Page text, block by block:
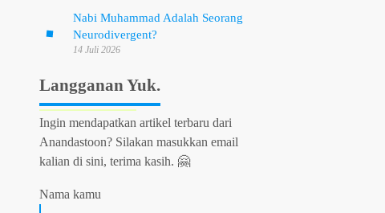
Nabi Muhammad Adalah Seorang
Neurodivergent?
14 Juli 2026
Langganan Yuk.
Ingin mendapatkan artikel terbaru dari
Anandastoon? Silakan masukkan email
kalian di sini, terima kasih. 🤗
Nama kamu